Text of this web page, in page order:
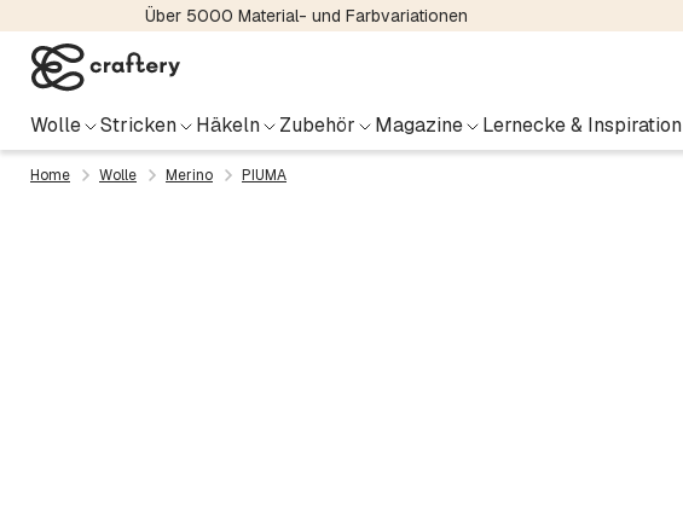
Über 5000 Material- und Farbvariationen
Wolle Stricken Häkeln Zubehör Magazine Lernecke & Inspiration
Home Wolle Merino PIUMA